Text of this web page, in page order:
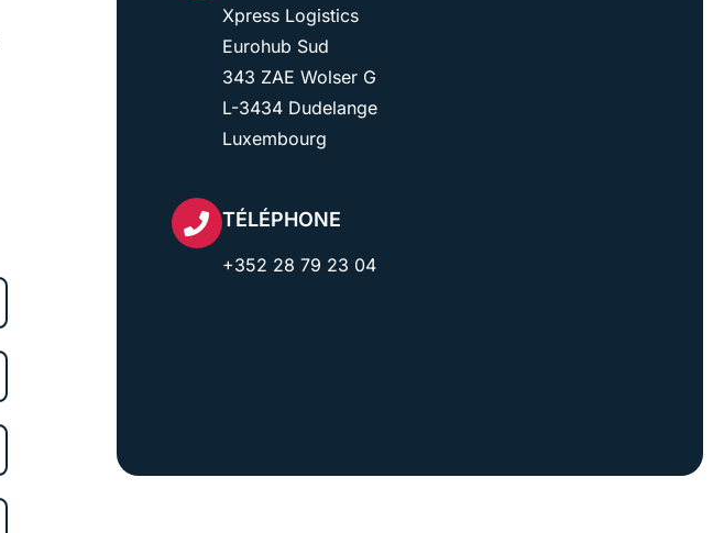
Xpress Logistics
Eurohub Sud
343 ZAE Wolser G
L-3434 Dudelange
Luxembourg
TÉLÉPHONE
+352 28 79 23 04